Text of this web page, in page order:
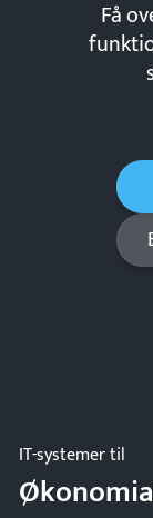
Få
IT-systemer til